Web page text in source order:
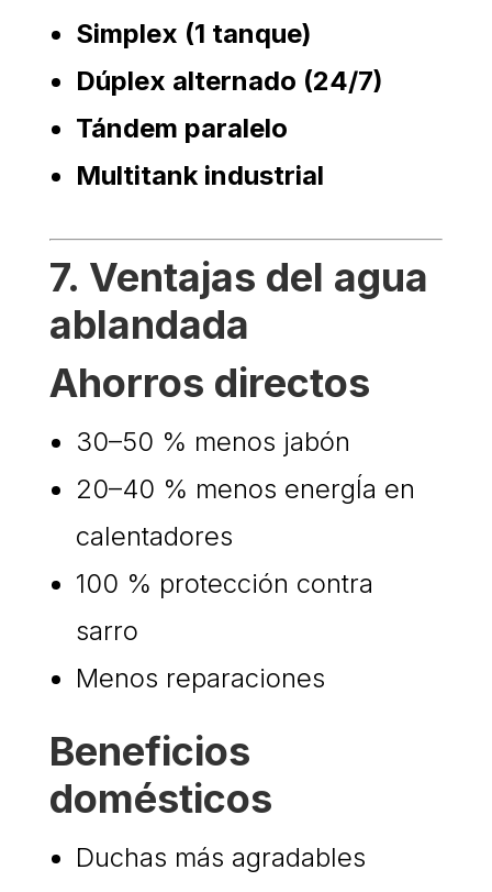
Simplex (1 tanque)
Dúplex alternado (24/7)
Tándem paralelo
Multitank industrial
7. Ventajas del agua
ablandada
Ahorros directos
30–50 % menos jabón
20–40 % menos energÍa en
calentadores
100 % protección contra
sarro
Menos reparaciones
Beneficios
domésticos
Duchas más agradables